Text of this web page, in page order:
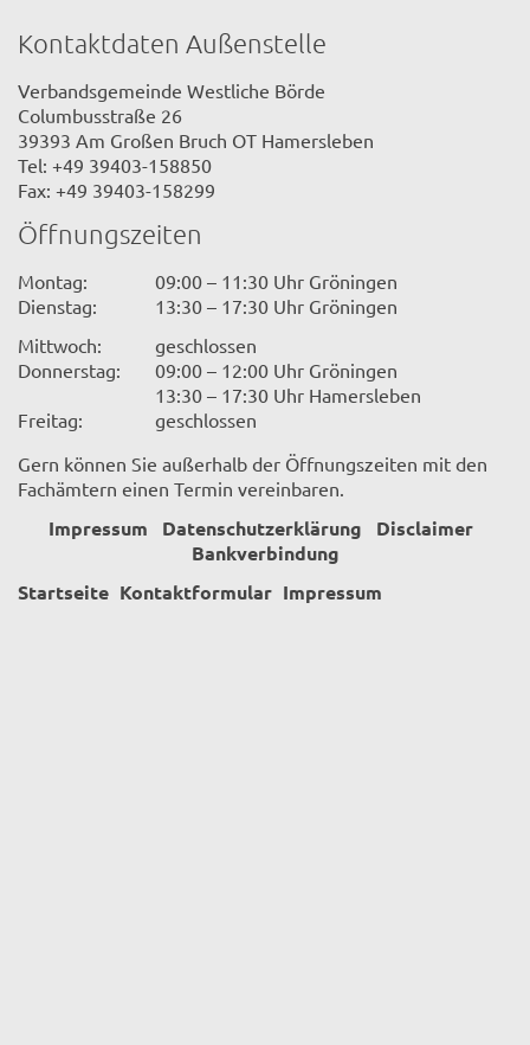
Kontaktdaten Außenstelle
Verbandsgemeinde Westliche Börde
Columbusstraße 26
39393 Am Großen Bruch OT Hamersleben
Tel: +49 39403-158850
Fax: +49 39403-158299
Öffnungszeiten
Montag:
09:00 – 11:30 Uhr Gröningen
Dienstag:
13:30 – 17:30 Uhr Gröningen
Mittwoch:
geschlossen
Donnerstag:
09:00 – 12:00 Uhr Gröningen
13:30 – 17:30 Uhr Hamersleben
Freitag:
geschlossen
Gern können Sie außerhalb der Öffnungszeiten mit den
Fachämtern einen Termin vereinbaren.
Impressum Datenschutzerklärung
Disclaimer
Bankverbindung
Startseite Kontaktformular Impressum